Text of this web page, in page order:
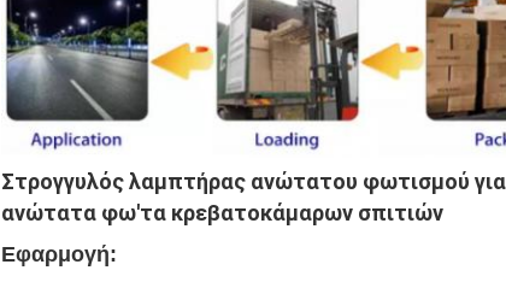
Στρογγυλός λαμπτήρας ανώτατου φωτισμού
ανώτατα φω'τα κρεβατοκάμαρων σπιτιών
Εφαρμογή: